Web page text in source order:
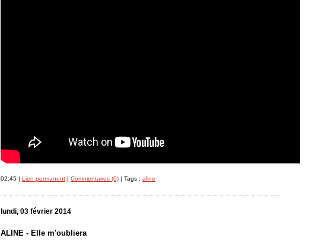
02:45 | Lien permanent | Commentaires (0) | Tags : aline
lundi, 03 février 2014
ALINE - Elle m'oubliera